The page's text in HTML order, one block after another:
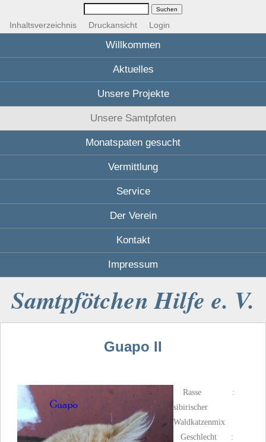
Inhaltsverzeichnis Druckansicht Login
Willkommen
Aktuelles
Unsere Projekte
Unsere Samtpfoten
Monatspaten gesucht
Vermittlung
Service
Der Verein
Kontakt
Impressum
Samtpfötchen Hilfe e. V.
Guapo II
Rasse :
sibirischer
Waldkatzenmix
Geschlecht :